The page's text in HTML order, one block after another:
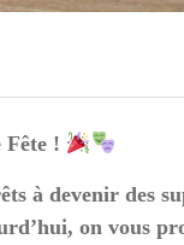
Fête !
à devenir des
on vous